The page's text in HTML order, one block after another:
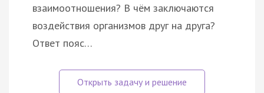
взаимоотношения? В чём заключаются
воздействия организмов друг на друга?
Ответ пояс…